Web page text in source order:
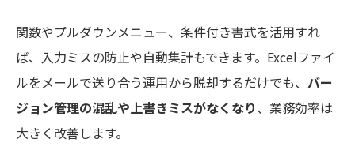
関数やプルダウンメニュー、条件付き書式を活用すれ
ば、入力ミスの防止や自動集計もできます。Excelファイ
ルをメールで送り合う運用から脱却するだけでも、 バー
ジョン管理の混乱や上書きミスがなくなり、業務効率は
大きく改善します。